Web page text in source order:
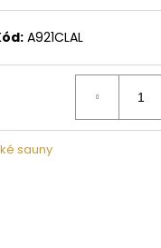
A921CLAL
saunyHARVIA